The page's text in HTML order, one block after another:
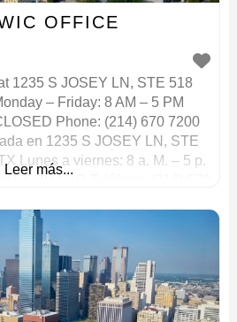
OFFICE
1235 S JOSEY LN, STE 518
– Friday: 8 AM – 5 PM
Phone: (214) 670 7200
en 1235 S JOSEY LN, STE
Lunes a viernes: 8 a. M. – 5 p.
Leer más...